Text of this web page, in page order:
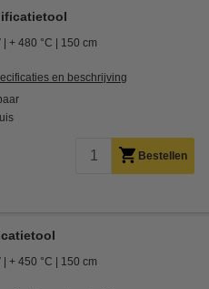
+ 480 °C 150 cm
en beschrijving
Bestellen
+ 450 °C 150 cm